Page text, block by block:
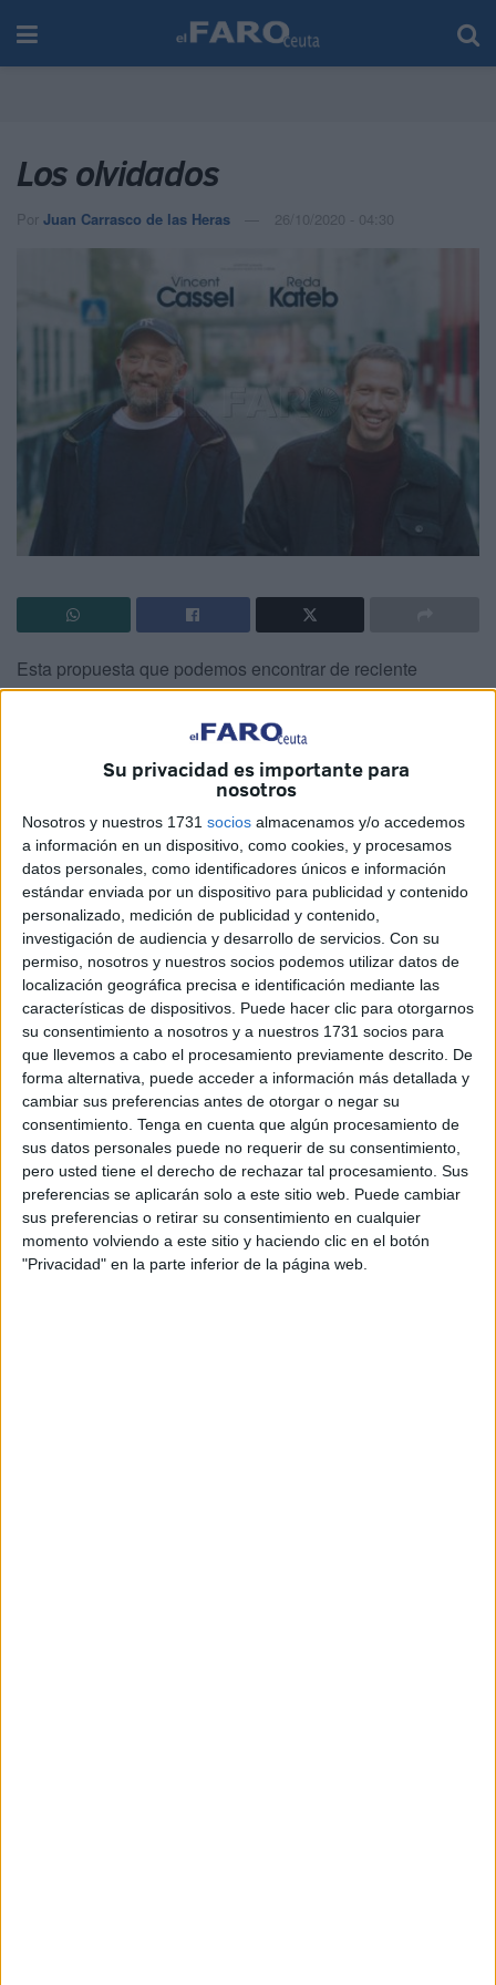
Su privacidad es importante para
nosotros
Nosotros y nuestros 1731 socios almacenamos y/o accedemos
a información en un dispositivo, como cookies, y procesamos
datos personales, como identificadores únicos e información
estándar enviada por un dispositivo para publicidad y contenido
personalizado, medición de publicidad y contenido,
investigación de audiencia y desarrollo de servicios. Con su
permiso, nosotros y nuestros socios podemos utilizar datos de
localización geográfica precisa e identificación mediante las
características de dispositivos. Puede hacer clic para otorgarnos
su consentimiento a nosotros y a nuestros 1731 socios para
que llevemos a cabo el procesamiento previamente descrito. De
forma alternativa, puede acceder a información más detallada y
cambiar sus preferencias antes de otorgar o negar su
consentimiento. Tenga en cuenta que algún procesamiento de
sus datos personales puede no requerir de su consentimiento,
pero usted tiene el derecho de rechazar tal procesamiento. Sus
preferencias se aplicarán solo a este sitio web. Puede cambiar
sus preferencias o retirar su consentimiento en cualquier
momento volviendo a este sitio y haciendo clic en el botón
"Privacidad" en la parte inferior de la página web.
Los olvidados
Por Juan Carrasco de las Heras 26/10/2020 - 04:30
Esta propuesta que podemos encontrar de reciente
estreno en las plataformas de Movistar+ y Filmin pone el
ojo en un colectivo muy numeroso y enormemente
relacionada, por lo general, familiares y similares.
Los directores de Intocable vuelven a la carga con
temática social, pero en este caso no se trata de una
comedia, siendo cierto que la cinta tiene momentos de
alivio argumental; Especiales echa un vistazo a dos
cuidadores, nunca mejor puesta la palabra, de personas
con espectro autista de difícil trato y atención, esas que
suelen vivir apartadas del mundo y de la sociedad que
debería dar una solución mejor que la falta de respuesta
ante personas que tienen características y capacidades
diferentes a las de la mayoría y que también tienen
algunas necesidades distintas.
La historia transcurre desde el interés casi documental por
la vida de asociaciones en Francia que sin contar con los
requisitos para estar en funcionamiento, se hacen cargo de
casos de personas que nadie más quiere, y cómo se mira
a otro lado en más de un aspecto.